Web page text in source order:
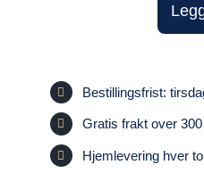
Bestillingsfrist:
Gratis frakt over
Hjemlevering hver